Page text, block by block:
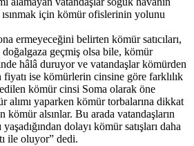
için kömür ofislerinin yolunu
ermeyeceğini belirten kömür satıcıları,
geçmiş olsa bile, kömür
hâlâ duruyor ve vatandaşlar kömürden
ise kömürlerin cinsine göre farklılık
kömür cinsi Soma olarak öne
alımı yaparken kömür torbalarına dikkat
alsınlar. Bu arada vatandaşların
dolayı kömür satışları daha
ile oluyor” dedi.